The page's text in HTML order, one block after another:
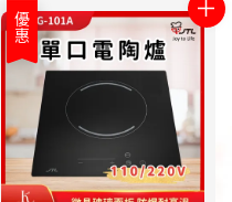
優惠